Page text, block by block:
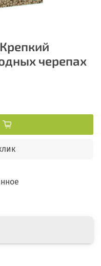
черепах